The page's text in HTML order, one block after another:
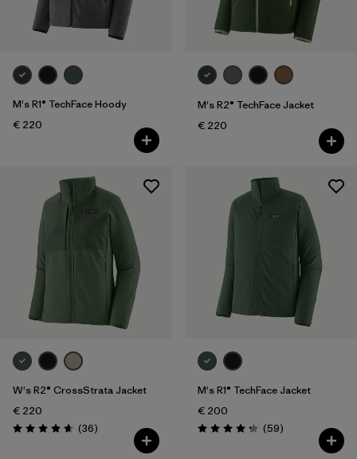
M's R1® TechFace Hoody
€ 220
M's R2® TechFace Jacket
€ 220
W's R2® CrossStrata Jacket
€ 220
Puntuación: 4.7 / 5
(36Reseñas
)
M's R1® TechFace Jacket
€ 200
Puntuación: 4.2 / 5
(59Reseñas
)